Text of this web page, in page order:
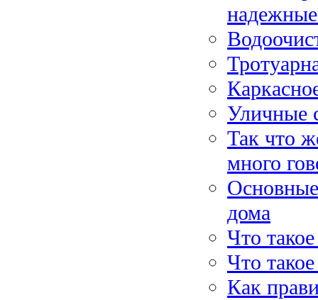
Уличные
Так что
много
Основные
дома
Что
Что
Как